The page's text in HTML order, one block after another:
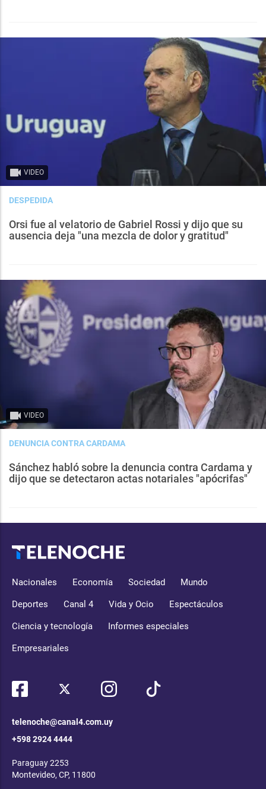
VIDEO
DESPEDIDA
Orsi fue al velatorio de Gabriel Rossi y dijo que su
ausencia deja "una mezcla de dolor y gratitud"
VIDEO
DENUNCIA CONTRA CARDAMA
Sánchez habló sobre la denuncia contra Cardama y
dijo que se detectaron actas notariales "apócrifas"
Nacionales Economía Sociedad Mundo
Deportes Canal 4 Vida y Ocio Espectáculos
Ciencia y tecnología Informes especiales
Empresariales
telenoche@canal4.com.uy
+598 2924 4444
Paraguay 2253
Montevideo, CP, 11800